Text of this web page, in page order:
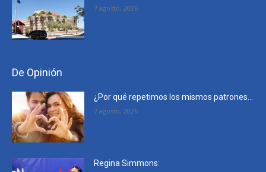
7 agosto, 2026
De Opinión
¿Por qué repetimos los mismos patrones…
7 agosto, 2026
Regina Simmons: